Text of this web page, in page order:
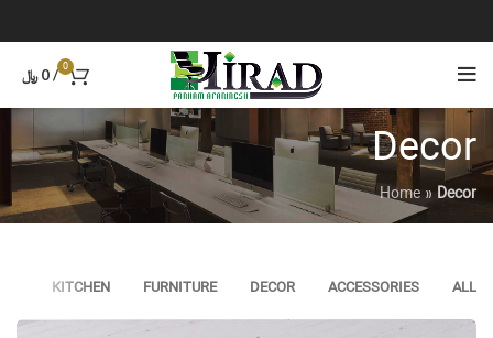
0
/
0 ﷼
Decor
Home » Decor
ALL
ACCESSORIES
DECOR
FURNITURE
KITCHEN